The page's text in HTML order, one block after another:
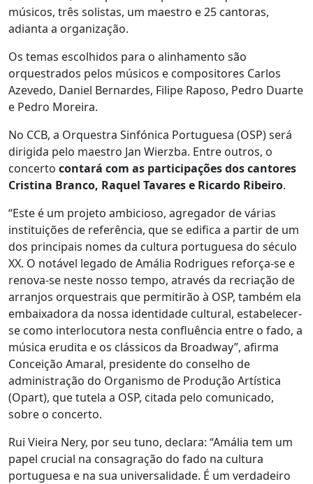
músicos, três solistas, um maestro e 25 cantoras,
adianta a organização.
Os temas escolhidos para o alinhamento são
orquestrados pelos músicos e compositores Carlos
Azevedo, Daniel Bernardes, Filipe Raposo, Pedro Duarte
e Pedro Moreira.
No CCB, a Orquestra Sinfónica Portuguesa (OSP) será
dirigida pelo maestro Jan Wierzba. Entre outros, o
concerto contará com as participações dos cantores
Cristina Branco, Raquel Tavares e Ricardo Ribeiro.
“Este é um projeto ambicioso, agregador de várias
instituições de referência, que se edifica a partir de um
dos principais nomes da cultura portuguesa do século
XX. O notável legado de Amália Rodrigues reforça-se e
renova-se neste nosso tempo, através da recriação de
arranjos orquestrais que permitirão à OSP, também ela
embaixadora da nossa identidade cultural, estabelecer-
se como interlocutora nesta confluência entre o fado, a
música erudita e os clássicos da Broadway”, afirma
Conceição Amaral, presidente do conselho de
administração do Organismo de Produção Artística
(Opart), que tutela a OSP, citada pelo comunicado,
sobre o concerto.
Rui Vieira Nery, por seu tuno, declara: “Amália tem um
papel crucial na consagração do fado na cultura
portuguesa e na sua universalidade. É um verdadeiro